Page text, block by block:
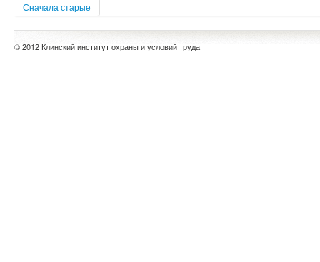
Сначала старые
© 2012 Клинский институт охраны и условий труда